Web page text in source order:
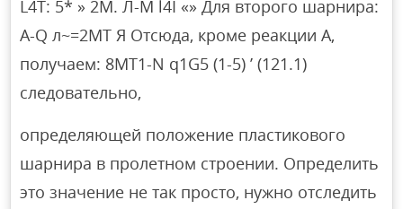
L4T: 5* » 2M. Л-М l4I «» Для второго шарнира:
А-Q л~=2MT Я Отсюда, кроме реакции A,
получаем: 8MT1-N q1G5 (1-5) ’ (121.1)
следовательно,
определяющей положение пластикового
шарнира в пролетном строении. Определить
это значение не так просто, нужно отследить